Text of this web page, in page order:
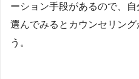
ーション手段があるので、
選んでみるとカウンセリン
う。